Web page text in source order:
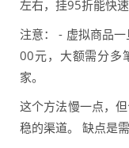
左右，挂95折能快速
注意： - 虚拟商品
00元，大额需分多
家。
这个方法慢一点，
稳的渠道。 缺点是